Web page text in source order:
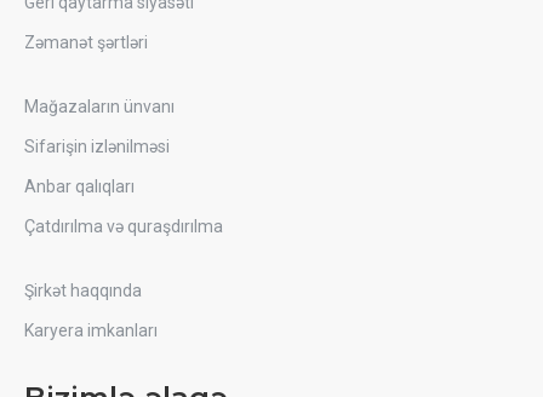
Zəmanət şərtləri
Mağazaların ünvanı
Sifarişin izlənilməsi
Anbar qalıqları
Çatdırılma və quraşdırılma
Şirkət haqqında
Karyera imkanları